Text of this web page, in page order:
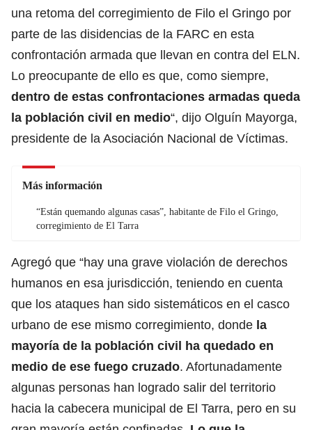
una retoma del corregimiento de Filo el Gringo por
parte de las disidencias de la FARC en esta
confrontación armada que llevan en contra del ELN.
Lo preocupante de ello es que, como siempre,
dentro de estas confrontaciones armadas queda
la población civil en medio“, dijo Olguín Mayorga,
presidente de la Asociación Nacional de Víctimas.
Más información
“Están quemando algunas casas”, habitante de Filo el Gringo,
corregimiento de El Tarra
Agregó que “hay una grave violación de derechos
humanos en esa jurisdicción, teniendo en cuenta
que los ataques han sido sistemáticos en el casco
urbano de ese mismo corregimiento, donde la
mayoría de la población civil ha quedado en
medio de ese fuego cruzado. Afortunadamente
algunas personas han logrado salir del territorio
hacia la cabecera municipal de El Tarra, pero en su